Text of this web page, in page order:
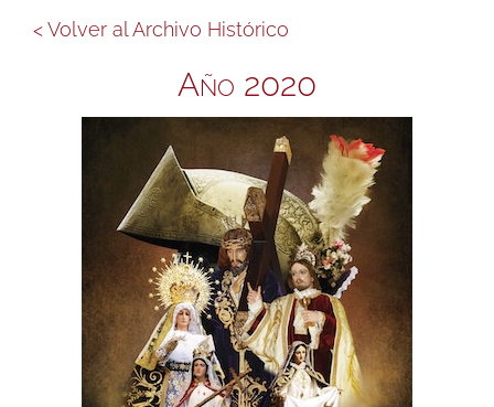
< Volver al Archivo Histórico
Año 2020